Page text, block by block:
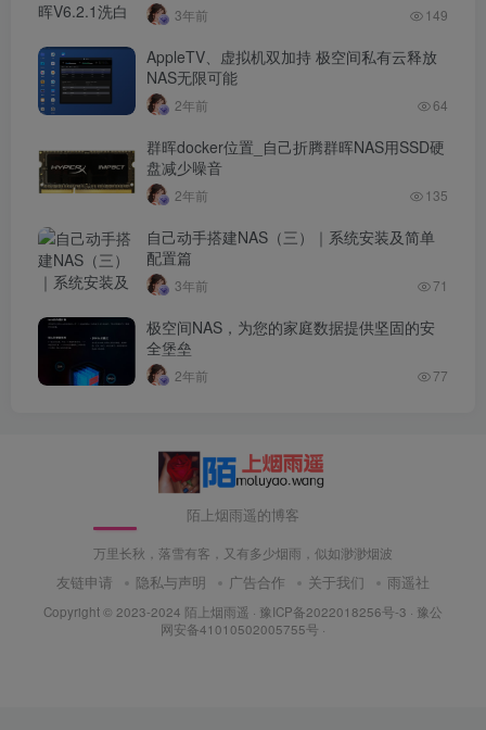
3年前 149
AppleTV、虚拟机双加持 极空间私有云释放
NAS无限可能
2年前 64
群晖docker位置_自己折腾群晖NAS用SSD硬
盘减少噪音
2年前 135
自己动手搭建NAS（三）｜系统安装及简单
配置篇
3年前 71
极空间NAS，为您的家庭数据提供坚固的安
全堡垒
2年前 77
陌上烟雨遥的博客
万里长秋，落雪有客，又有多少烟雨，似如渺渺烟波
友链申请 隐私与声明 广告合作 关于我们 雨遥社
Copyright © 2023-2024 陌上烟雨遥 · 豫ICP备2022018256号-3 · 豫公
网安备41010502005755号 ·